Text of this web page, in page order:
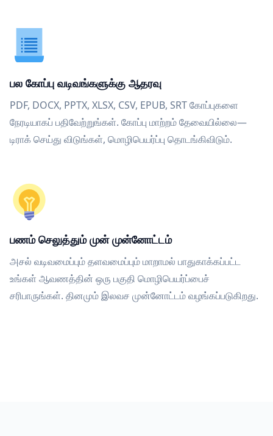
பல கோப்பு வடிவங்களுக்கு ஆதரவு
PDF, DOCX, PPTX, XLSX, CSV, EPUB, SRT கோப்புகளை
நேரடியாகப் பதிவேற்றுங்கள். கோப்பு மாற்றம் தேவையில்லை—
டிராக் செய்து விடுங்கள், மொழிபெயர்ப்பு தொடங்கிவிடும்.
பணம் செலுத்தும் முன் முன்னோட்டம்
அசல் வடிவமைப்பும் தளவமைப்பும் மாறாமல் பாதுகாக்கப்பட்ட
உங்கள் ஆவணத்தின் ஒரு பகுதி மொழிபெயர்ப்பைச்
சரிபாருங்கள். தினமும் இலவச முன்னோட்டம் வழங்கப்படுகிறது.